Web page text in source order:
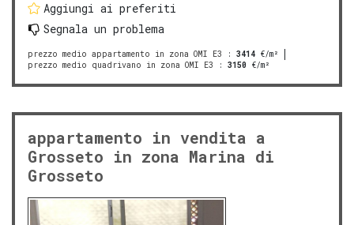
Aggiungi ai preferiti
Segnala un problema
prezzo medio appartamento in zona OMI E3 : 3414 €/m²
prezzo medio quadrivano in zona OMI E3 : 3150 €/m²
appartamento in vendita a
Grosseto in zona Marina di
Grosseto